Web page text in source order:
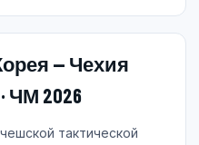
— Чехия
ЧМ 2026
тактической